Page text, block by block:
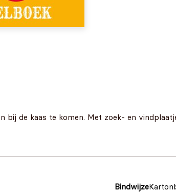
de kaas te komen. Met zoek- en
Bindwijze